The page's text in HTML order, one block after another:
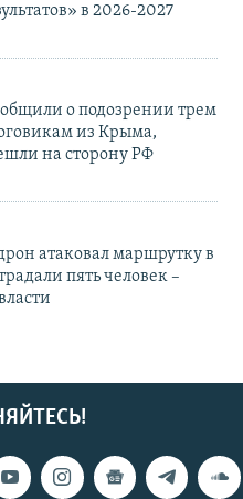
в 2026-2027
о подозрении трем
из Крыма,
на сторону РФ
атаковал маршрутку в
пять человек –